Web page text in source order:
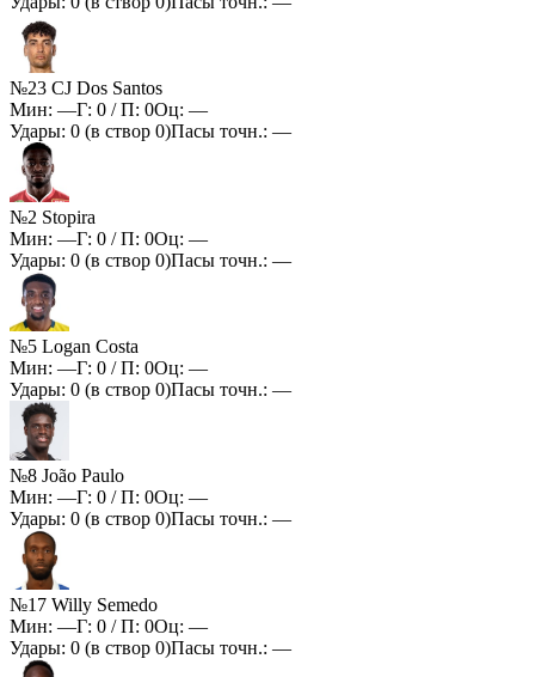
№23 CJ Dos Santos
Мин: —Г: 0 / П: 0Оц: —
Удары: 0 (в створ 0)Пасы точн.: —
№2 Stopira
Мин: —Г: 0 / П: 0Оц: —
Удары: 0 (в створ 0)Пасы точн.: —
№5 Logan Costa
Мин: —Г: 0 / П: 0Оц: —
Удары: 0 (в створ 0)Пасы точн.: —
№8 João Paulo
Мин: —Г: 0 / П: 0Оц: —
Удары: 0 (в створ 0)Пасы точн.: —
№17 Willy Semedo
Мин: —Г: 0 / П: 0Оц: —
Удары: 0 (в створ 0)Пасы точн.: —